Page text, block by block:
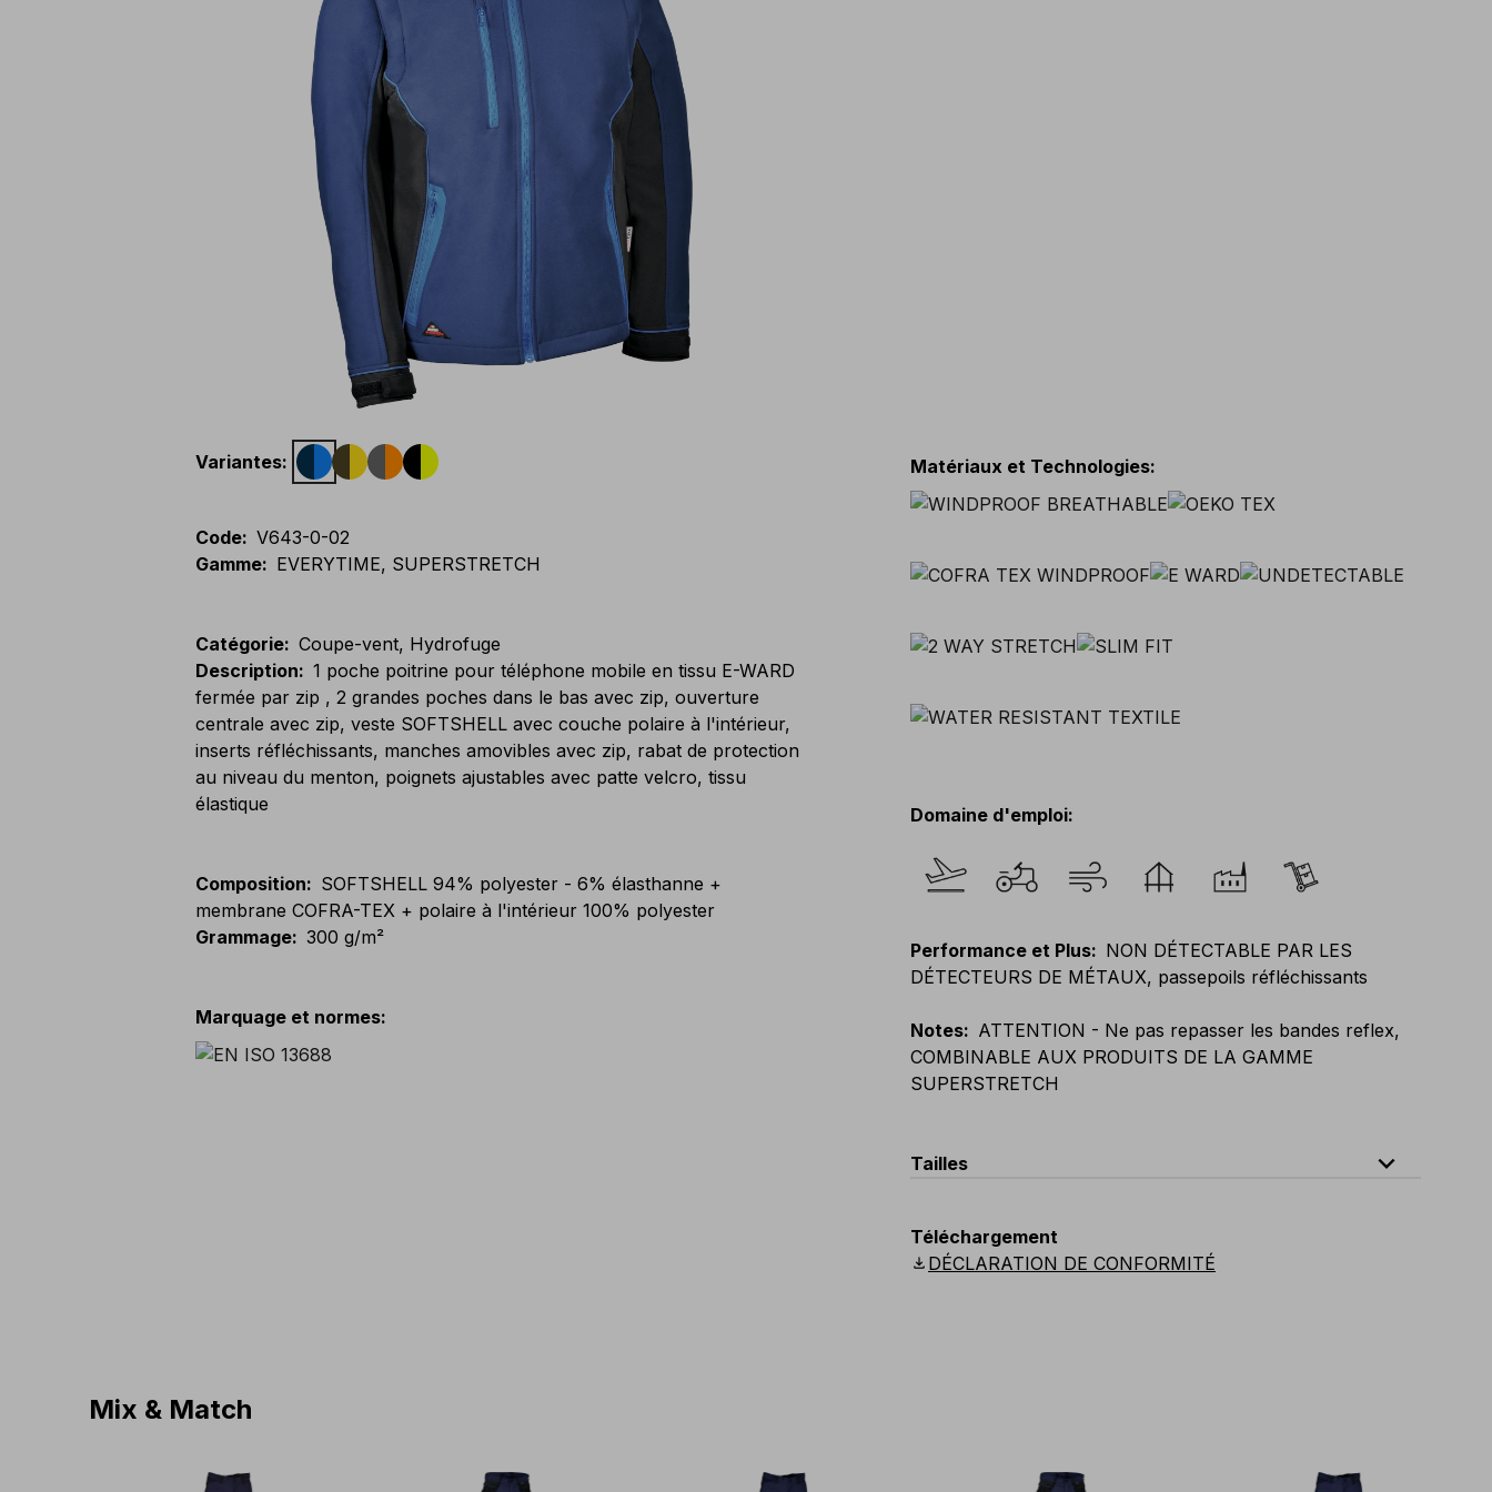
Variantes:
Code: V643-0-02
Gamme: EVERYTIME, SUPERSTRETCH
Catégorie: Coupe-vent, Hydrofuge
Description: 1 poche poitrine pour téléphone mobile en tissu E-WARD
fermée par zip , 2 grandes poches dans le bas avec zip, ouverture
centrale avec zip, veste SOFTSHELL avec couche polaire à l'intérieur,
inserts réfléchissants, manches amovibles avec zip, rabat de protection
au niveau du menton, poignets ajustables avec patte velcro, tissu
élastique
Composition: SOFTSHELL 94% polyester - 6% élasthanne +
membrane COFRA-TEX + polaire à l'intérieur 100% polyester
Grammage: 300 g/m²
Marquage et normes:
Matériaux et Technologies:
Domaine d'emploi:
Performance et Plus: NON DÉTECTABLE PAR LES
DÉTECTEURS DE MÉTAUX, passepoils réfléchissants
Notes: ATTENTION - Ne pas repasser les bandes reflex,
COMBINABLE AUX PRODUITS DE LA GAMME
SUPERSTRETCH
Tailles expand_less
Scandinavian: 44
Téléchargement
download DÉCLARATION DE CONFORMITÉ
Mix & Match